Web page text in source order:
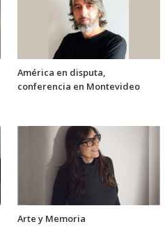
América en disputa,
conferencia en Montevideo
Arte y Memoria